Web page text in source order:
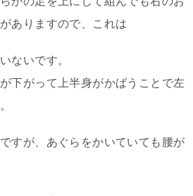
ありますので、これは
ないです。
下がって上半身がかばうことで左
すが、あぐらをかいていても腰が